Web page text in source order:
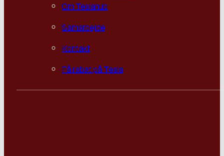
Om Teslahub
Samarbejde
Kontakt
Få rabat på Tesla